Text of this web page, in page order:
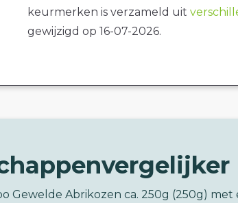
keurmerken is verzameld uit
gewijzigd op 16-07-2026.
Gewelde Abrikozen ca. 250g (250g) met